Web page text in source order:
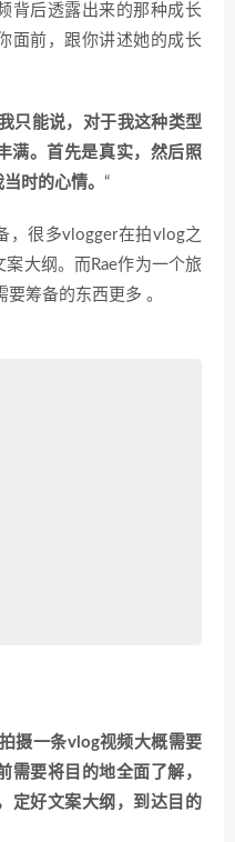
背后透露出来的那种成长
面前，跟你讲述她的成长
只能说，对于我这种类型
满。 首先是真实，然后照
时的心情。 “
，很多vlogger在拍vlog之
大纲。而Rae作为一个旅
筹备的东西更多 。
拍摄一条vlog视频大概需要
需要将目的地全面了解，
定好文案大纲，到达目的